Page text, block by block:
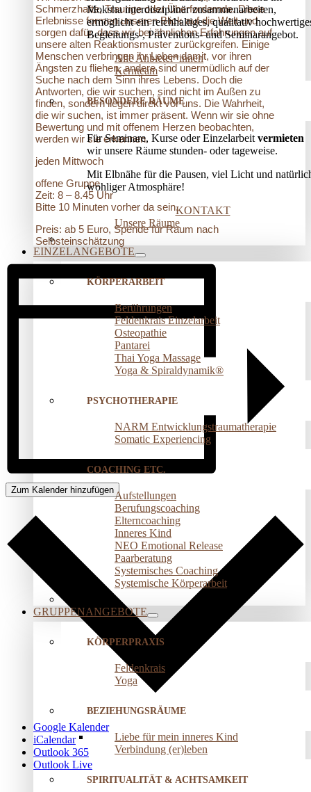
Moksha interdisziplinär zusammenarbeiten,
ermöglicht ein reichhaltiges, qualitativ
Begleitungs-, Präventions­- und Seminarangebot.
Alle Anbieter*innen
Kernteam
BESONDERE RÄUME
Für Seminare, Kurse oder Einzelarbeit vermieten
wir unsere Räume stunden- oder tageweise.
Mit Elbnähe für die Pausen, viel Licht und
wohliger Atmosphäre!
KONTAKT
Unsere Räume
EINZELANGEBOTE
KÖRPERARBEIT
Berührungen
Feldenkrais Einzelarbeit
Osteopathie
Pantarei
Thai Yoga Massage
Yoga & Spiraldynamik®
PSYCHOTHERAPIE
NARM Entwicklungstraumatherapie
Somatic Experiencing
COACHING ETC.
Aufstellungen
Berufungscoaching
Elterncoaching
Inneres Kind
NEO Emotional Release
Paarberatung
Systemisches Coaching
Systemische Körperarbeit
GRUPPENANGEBOTE
KÖRPERPRAXIS
Feldenkrais
Yoga
BEZIEHUNGSRÄUME
Liebe für mein inneres Kind
Verbindung (er)leben
SPIRITUALITÄT & ACHTSAMKEIT
Schmerzhafte, Traurige oder Überfordernde. Diese
Erlebnisse formen unseren Blick auf die Welt und
sorgen dafür, dass wir bei ähnlichen Erfahrungen auf
unsere alten Reaktionsmuster zurückgreifen. Einige
Menschen verbringen ihr Leben damit, vor ihren
Ängsten zu fliehen, andere sind unermüdlich auf der
Suche nach dem Sinn ihres Lebens. Doch die
Antworten, die wir suchen, sind nicht im Außen zu
finden, sondern liegen direkt vor uns. Die Wahrheit,
die wir suchen, ist immer präsent. Wenn wir sie ohne
Bewertung und mit offenem Herzen beobachten,
werden wir sie erkennen.
jeden Mittwoch
offene Gruppe
Zeit: 8 – 8.45 Uhr
Bitte 10 Minuten vorher da sein.
Preis: ab 5 Euro, Spende für Raum nach
Selbsteinschätzung
Zum Kalender hinzufügen
Google Kalender
iCalendar
Outlook 365
Outlook Live